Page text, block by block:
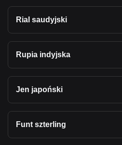
Rial saudyjski
Rupia indyjska
Jen japoński
Funt szterling